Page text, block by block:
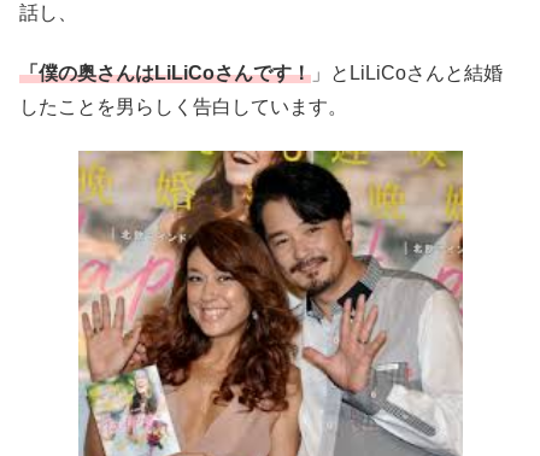
話し、
「僕の奥さんはLiLiCoさんです！ 」とLiLiCoさんと結婚
したことを男らしく告白しています。